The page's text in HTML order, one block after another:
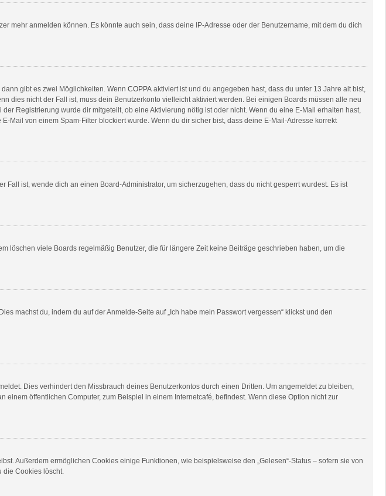
mehr anmelden können. Es könnte auch sein, dass deine IP-Adresse oder der Benutzername, mit dem du dich
gibt es zwei Möglichkeiten. Wenn COPPA aktiviert ist und du angegeben hast, dass du unter 13 Jahre alt bist,
dies nicht der Fall ist, muss dein Benutzerkonto vielleicht aktiviert werden. Bei einigen Boards müssen alle neu
Registrierung wurde dir mitgeteilt, ob eine Aktivierung nötig ist oder nicht. Wenn du eine E-Mail erhalten hast,
Mail von einem Spam-Filter blockiert wurde. Wenn du dir sicher bist, dass deine E-Mail-Adresse korrekt
ist, wende dich an einen Board-Administrator, um sicherzugehen, dass du nicht gesperrt wurdest. Es ist
löschen viele Boards regelmäßig Benutzer, die für längere Zeit keine Beiträge geschrieben haben, um die
machst du, indem du auf der Anmelde-Seite auf „Ich habe mein Passwort vergessen“ klickst und den
Dies verhindert den Missbrauch deines Benutzerkontos durch einen Dritten. Um angemeldet zu bleiben,
öffentlichen Computer, zum Beispiel in einem Internetcafé, befindest. Wenn diese Option nicht zur
Außerdem ermöglichen Cookies einige Funktionen, wie beispielsweise den „Gelesen“-Status – sofern sie von
die Cookies löscht.